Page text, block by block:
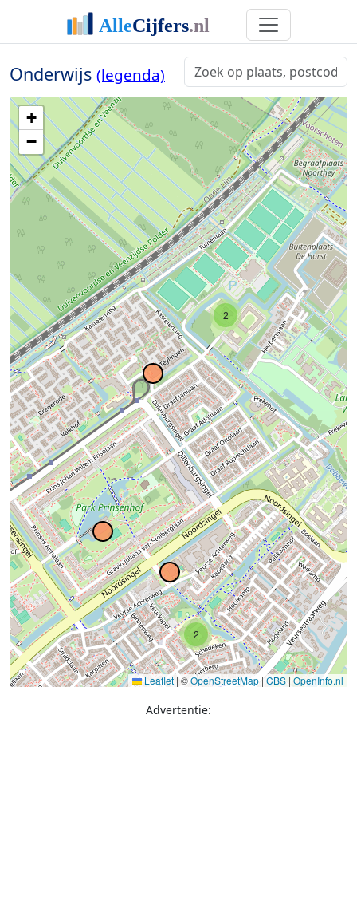
Onderwijs (legenda)
2
2
+
−
Leaflet | ©OpenStreetMap | CBS | OpenInfo.nl
Advertentie: